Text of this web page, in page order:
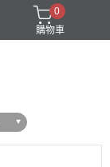
0
購物車